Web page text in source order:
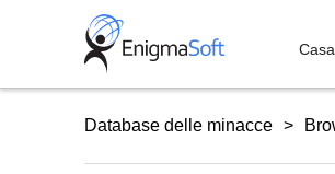
Casa
Database delle minacce